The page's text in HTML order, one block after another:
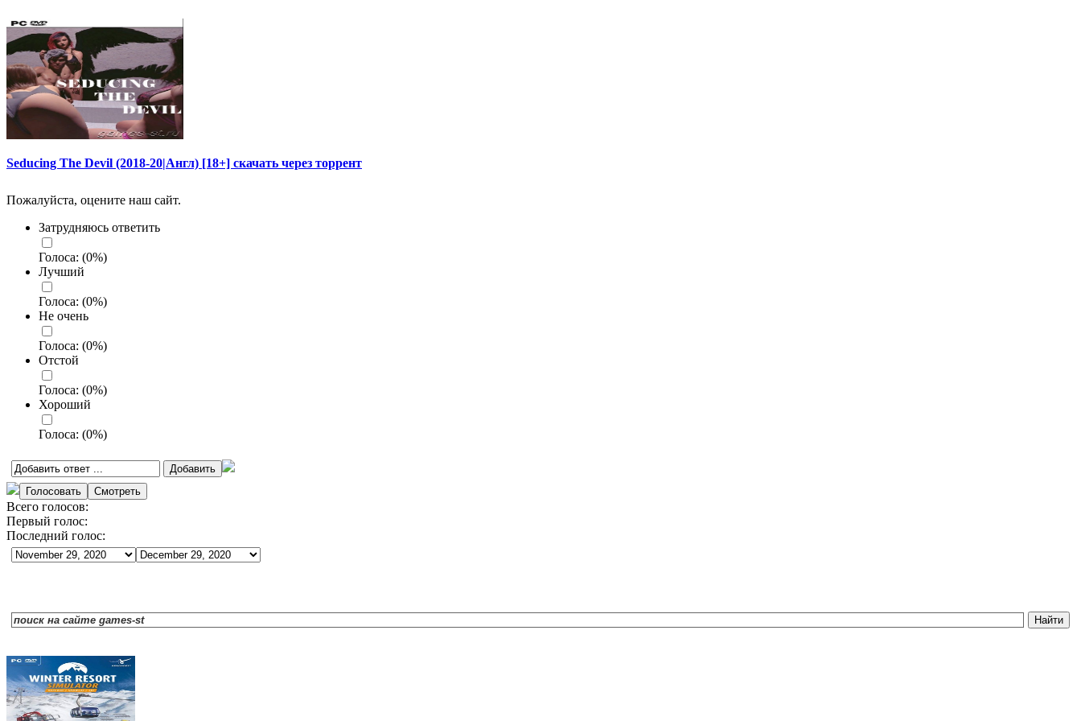
Seducing The Devil (2018-20|Англ) [18+] скачать через торрент
Пожалуйста, оцените наш сайт.
Затрудняюсь ответить
Голоса: (0%)
Лучший
Голоса: (0%)
Не очень
Голоса: (0%)
Отстой
Голоса: (0%)
Хороший
Голоса: (0%)
Всего голосов:
Первый голос:
Последний голос: